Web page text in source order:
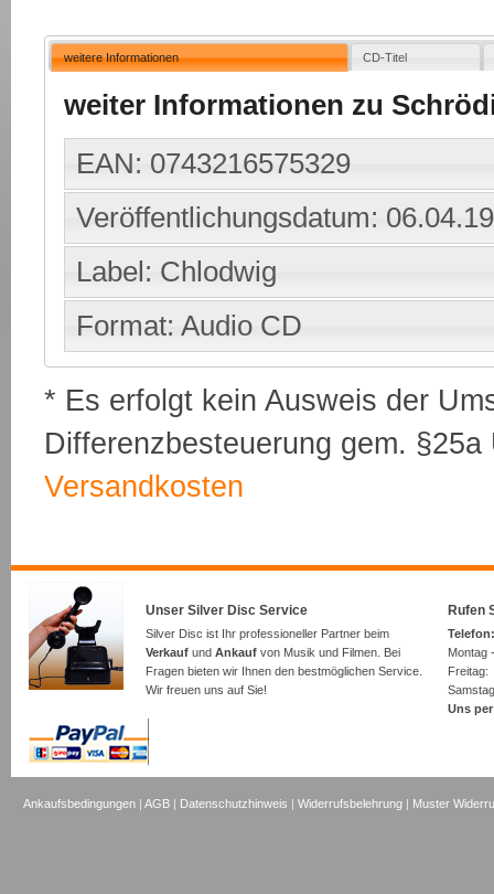
weitere Informationen CD-Titel
weiter Informationen zu
EAN: 0743216575329
Veröffentlichungsdatum:
Label: Chlodwig
Format: Audio CD
* Es erfolgt kein Ausweis der
Differenzbesteuerung gem.
Versandkosten
Unser Silver Disc Service
Silver Disc ist Ihr professioneller Partner beim
Verkauf und Ankauf von Musik und Filmen. Bei
Fragen bieten wir Ihnen den bestmöglichen Service.
Wir freuen uns auf Sie!
Rufen
Montag
Uns
Ankaufsbedingungen |AGB | Datenschutzhinweis |Widerrufsbelehrung | Muster